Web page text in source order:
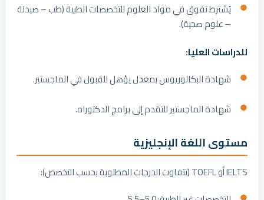
يُشترط تفوق في مواد العلوم للتخصصات الطبية (طب – صيدلة
– علوم صحية).
للدراسات العليا:
شهادة البكالوريوس بمعدل يؤهل للقبول في الماجستير.
شهادة الماجستير للتقدم إلى برامج الدكتوراه.
مستوى اللغة الإنجليزية
IELTS أو TOEFL (تتفاوت الدرجات المطلوبة بحسب التخصص):